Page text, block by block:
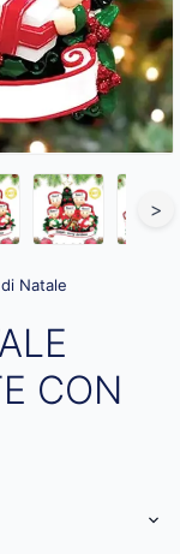
>
Natale
CON